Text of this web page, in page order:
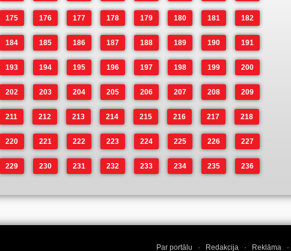
175 176 177 178 179 180 181 182
184 185 186 187 188 189 190 191
193 194 195 196 197 198 199 200
202 203 204 205 206 207 208 209
211 212 213 214 215 216 217 218
220 221 222 223 224 225 226 227
229 230 231 232 233 234 235 236
Par portālu · Redakcija · Reklāma ·